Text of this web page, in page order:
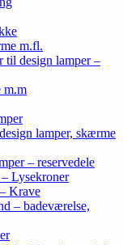
m.fl.
til design lamper –
m.m
lamper, skærme
– reservedele
Lysekroner
Krave
– badeværelse,